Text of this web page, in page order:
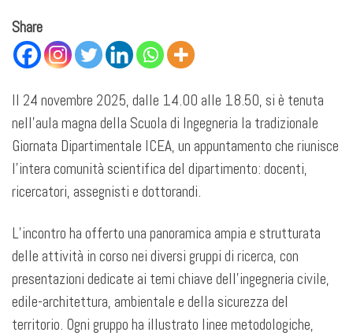
Share
Il 24 novembre 2025, dalle 14.00 alle 18.50, si è tenuta
nell’aula magna della Scuola di Ingegneria la tradizionale
Giornata Dipartimentale ICEA, un appuntamento che riunisce
l’intera comunità scientifica del dipartimento: docenti,
ricercatori, assegnisti e dottorandi.
L’incontro ha offerto una panoramica ampia e strutturata
delle attività in corso nei diversi gruppi di ricerca, con
presentazioni dedicate ai temi chiave dell’ingegneria civile,
edile-architettura, ambientale e della sicurezza del
territorio. Ogni gruppo ha illustrato linee metodologiche,